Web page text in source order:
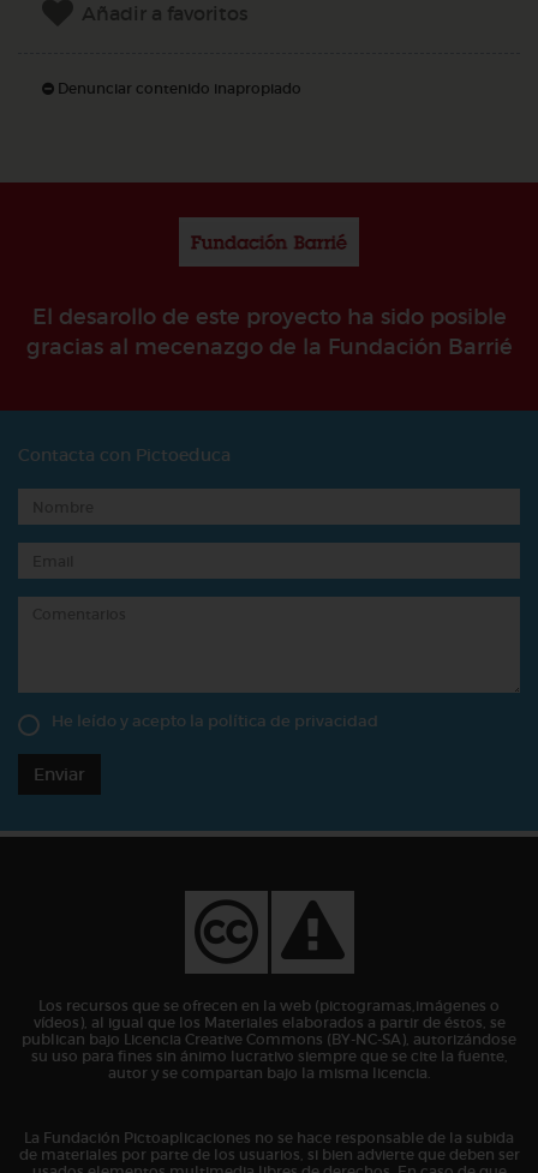
Añadir a favoritos
Denunciar contenido inapropiado
El desarollo de este proyecto ha sido posible
gracias al mecenazgo de la Fundación Barrié
Contacta con Pictoeduca
He leído y acepto la política de privacidad
Enviar
Los recursos que se ofrecen en la web (pictogramas,imágenes o
vídeos), al igual que los Materiales elaborados a partir de éstos, se
publican bajo Licencia Creative Commons (BY-NC-SA), autorizándose
su uso para fines sin ánimo lucrativo siempre que se cite la fuente,
autor y se compartan bajo la misma licencia.
La Fundación Pictoaplicaciones no se hace responsable de la subida
de materiales por parte de los usuarios, si bien advierte que deben ser